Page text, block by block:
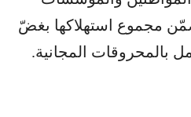
مجموع استهلاكها بغضّ
بالمحروقات المجانية.